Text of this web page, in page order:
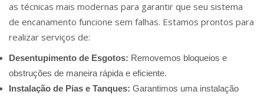
as técnicas mais modernas para garantir que seu sistema
de encanamento funcione sem falhas. Estamos prontos para
realizar serviços de:
Desentupimento de Esgotos: Removemos bloqueios e
obstruções de maneira rápida e eficiente.
Instalação de Pias e Tanques: Garantimos uma instalação